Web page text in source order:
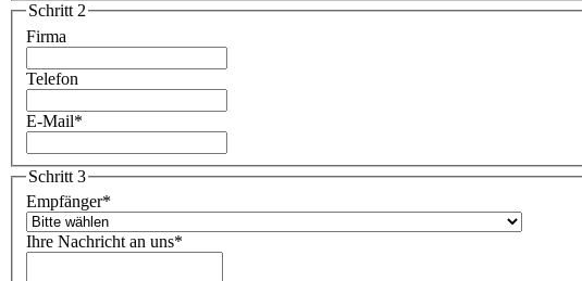
Schritt 2
Firma
Telefon
E-Mail*
Schritt 3
Empfänger*
Ihre Nachricht an uns*